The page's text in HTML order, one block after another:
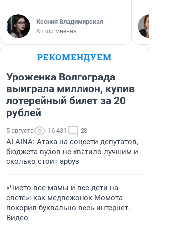
Ксения Владимирская
Автор мнения
РЕКОМЕНДУЕМ
Уроженка Волгограда
выиграла миллион, купив
лотерейный билет за 20
рублей
5 августа 16 431 28
AI-AINA: Атака на соцсети депутатов,
бюджета вузов не хватило лучшим и
сколько стоит арбуз
«Чисто все мамы и все дети на
свете»: как медвежонок Момота
покорил буквально весь интернет.
Видео